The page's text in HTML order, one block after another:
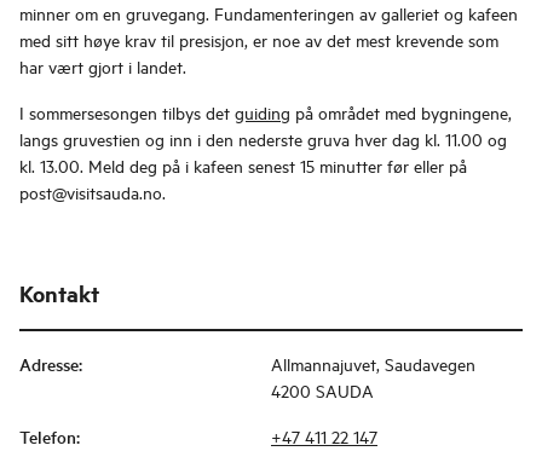
minner om en gruvegang. Fundamenteringen av galleriet og kafeen
med sitt høye krav til presisjon, er noe av det mest krevende som
har vært gjort i landet.
I sommersesongen tilbys det guiding på området med bygningene,
langs gruvestien og inn i den nederste gruva hver dag kl. 11.00 og
kl. 13.00. Meld deg på i kafeen senest 15 minutter før eller på
post@visitsauda.no.
Kontakt
Adresse:
Allmannajuvet, Saudavegen
4200 SAUDA
Telefon: +47 411 22 147